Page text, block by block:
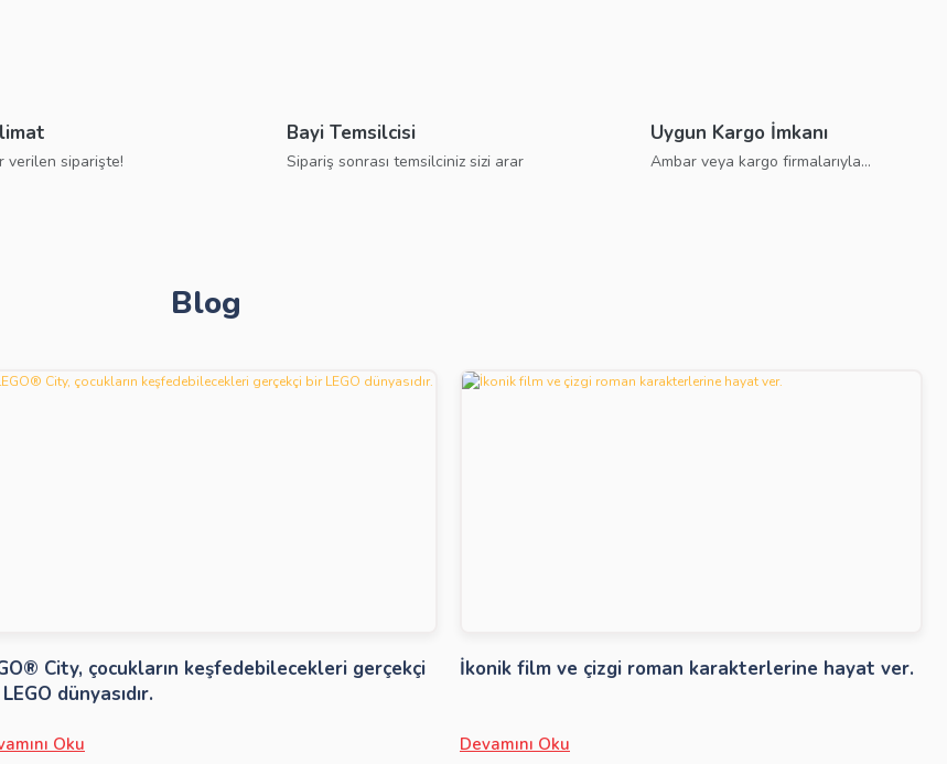
verilen siparişte!
Bayi Temsilcisi
Sipariş sonrası temsilciniz sizi arar
Uygun Kargo İmkanı
Ambar veya kargo firmalarıyla...
Blog
City, çocukların keşfedebilecekleri gerçekçi
dünyasıdır.
Oku
İkonik film ve çizgi roman karakterlerine hayat ver.
Devamını Oku